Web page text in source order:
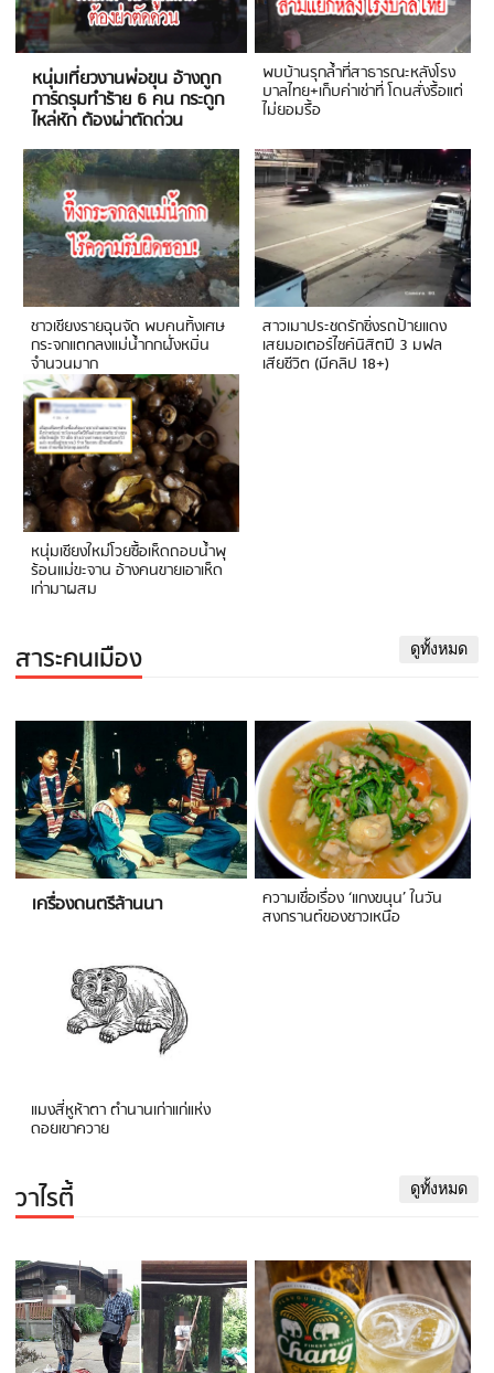
หนุ่มเที่ยวงานพ่อขุน อ้างถูก
การ์ดรุมทำร้าย 6 คน กระดูก
ไหล่หัก ต้องผ่าตัดด่วน
พบบ้านรุกล้ำที่สาธารณะหลังโรง
บาลไทย+เก็บค่าเช่าที่ โดนสั่งรื้อแต่
ไม่ยอมรื้อ
ชาวเชียงรายฉุนจัด พบคนทิ้งเศษ
กระจกแตกลงแม่น้ำกกฝั่งหมิ่น
จำนวนมาก
สาวเมาประชดรักซิ่งรถป้ายแดง
เสยมอเตอร์ไซค์นิสิตปี 3 มฟล
เสียชีวิต (มีคลิป 18+)
หนุ่มเชียงใหม่โวยซื้อเห็ดถอบน้ำพุ
ร้อนแม่ขะจาน อ้างคนขายเอาเห็ด
เก่ามาผสม
สาระคนเมือง ดูทั้งหมด
เครื่องดนตรีล้านนา ความเชื่อเรื่อง ‘แกงขนุน’ ในวัน
สงกรานต์ของชาวเหนือ
แมงสี่หูห้าตา ตำนานเก่าแก่แห่ง
ดอยเขาควาย
วาไรตี้ ดูทั้งหมด